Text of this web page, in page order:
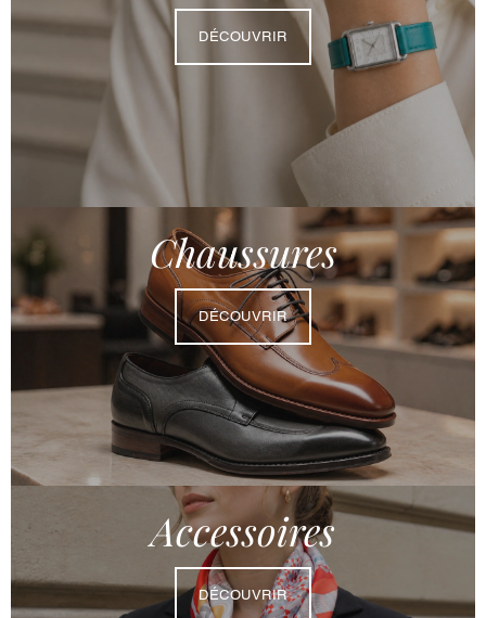
DÉCOUVRIR
Chaussures
DÉCOUVRIR
Accessoires
DÉCOUVRIR